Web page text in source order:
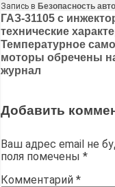
Запись в Безопасность
Навигация
по
записям
ГАЗ-31105 с
технические
Температурное
моторы обречены
журнал
Добавить
Ваш адрес email не
поля помечены *
Комментарий *